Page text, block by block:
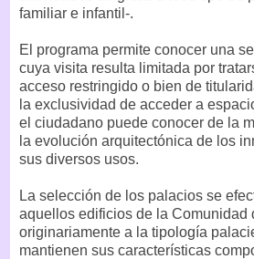
familiar e infantil-.
El programa permite conocer una
cuya visita resulta limitada por
acceso restringido o bien de
la exclusividad de acceder a
el ciudadano puede conocer de la
la evolución arquitectónica de los
sus diversos usos.
La selección de los palacios se
aquellos edificios de la Comunidad
originariamente a la tipología
mantienen sus características